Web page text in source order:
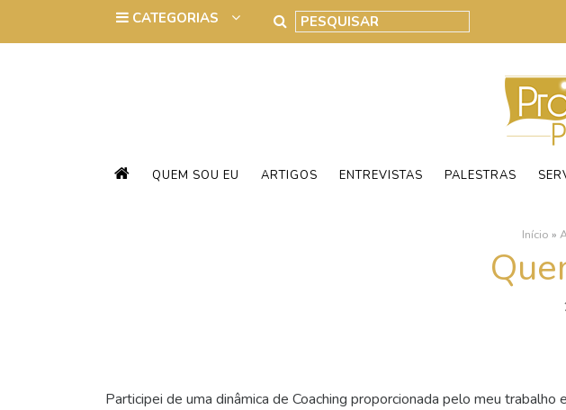
QUEM SOU EU ARTIGOS ENTREVISTAS PALESTRAS
Início »
Participei de uma dinâmica de Coaching proporcionada pelo meu trabalho